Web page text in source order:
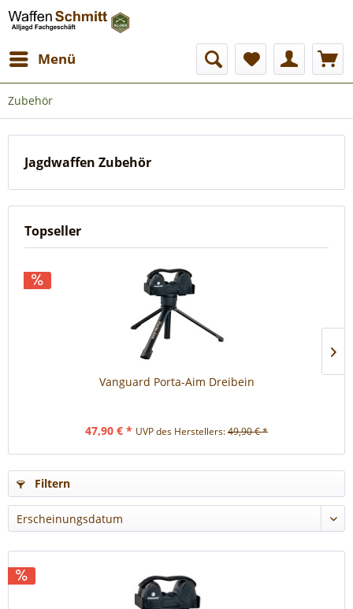
Menü
Zubehör
Jagdwaffen Zubehör
Topseller
Vanguard Porta-Aim Dreibein
47,90 € * UVP des Herstellers:49,90 € *
Filtern